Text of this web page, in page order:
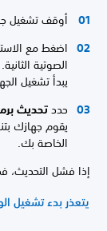
أوقف تشغيل
اضغط مع
الصوتية الثانية.
يبدأ تشغيل
حددتحديث
يقوم جهازك
الخاصة بك.
إذا فشل التحديث،
يتعذر بدء تشغيل